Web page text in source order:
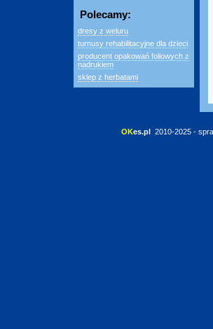
Polecamy:
dresy z weluru
turnusy rehabilitacyjne dla dzieci
producent opakowań foliowych z
nadrukiem
sklep z herbatami
OKes.pl 2010-2025 -